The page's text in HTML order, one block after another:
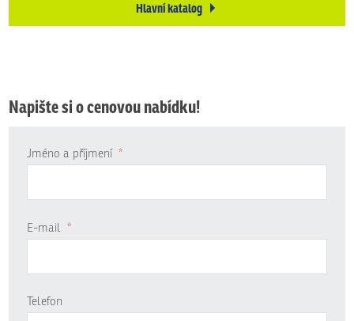
Hlavní katalog
Napište si o cenovou nabídku!
Jméno a příjmení *
E-mail *
Telefon